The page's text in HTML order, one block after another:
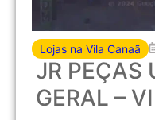
Lojas na Vila Canaã
JR PEÇAS
GERAL –